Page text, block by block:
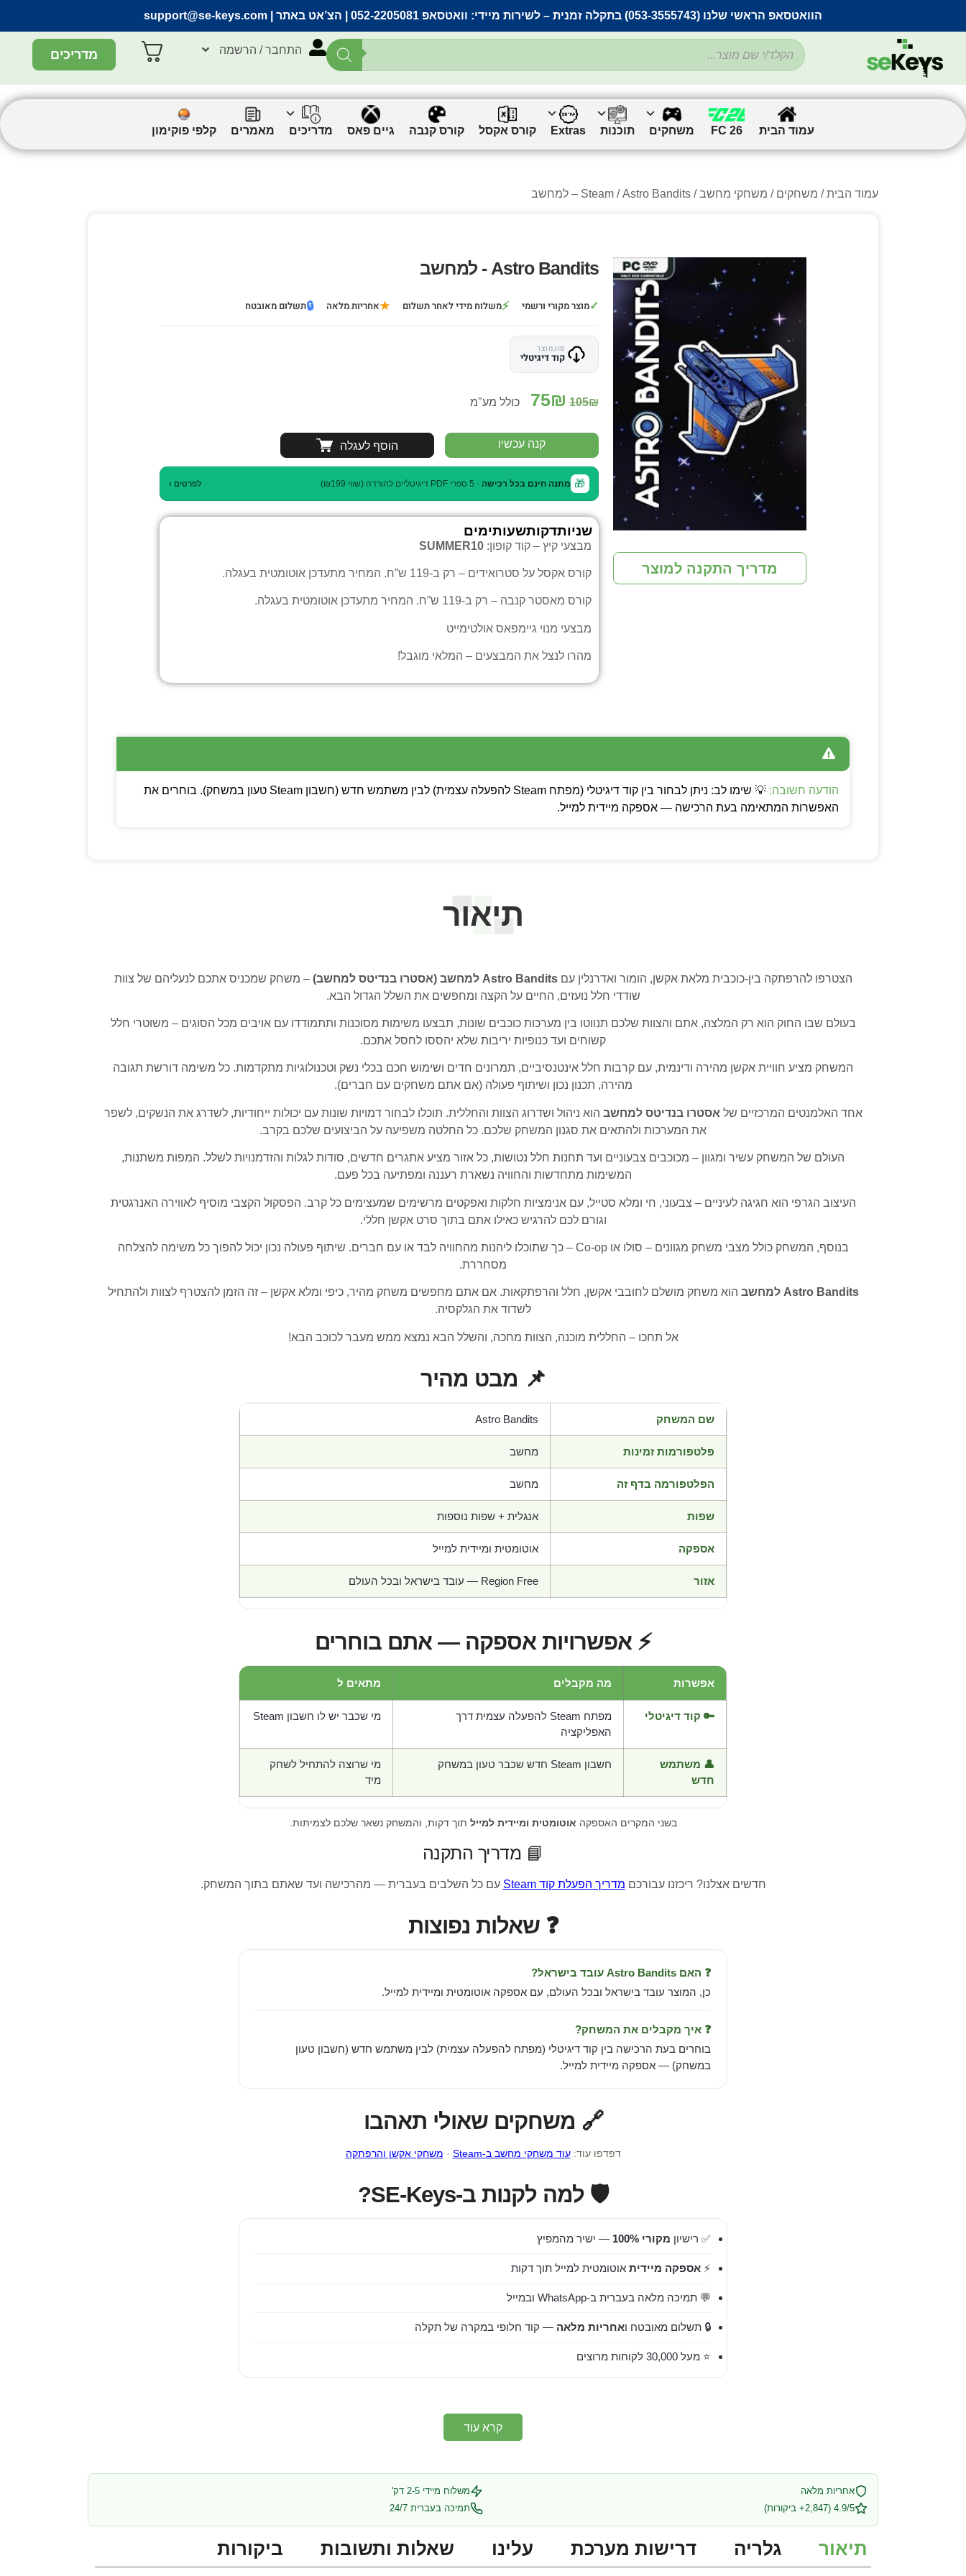
הוואטסאפ הראשי שלנו (053-3555743) בתקלה זמנית – לשירות מיידי: וואטסאפ 052-2205081 | הצ’אט באתר | support@se-keys.com
התחבר / הרשמה מדריכים
עמוד הבית FC 26 משחקים תוכנות Extras קורס אקסל קורס קנבה גיים פאס מדריכים מאמרים קלפי פוקימון
עמוד הבית/ משחקים / משחקי מחשב /
Steam / Astro Bandits – למחשב
מדריך התקנה למוצר
Astro Bandits - למחשב
✓מוצר מקורי ורשמי ⚡משלוח מידי לאחר תשלום ★אחריות מלאה 🔒תשלום מאובטח
סוג מוצר
קוד דיגיטלי
105₪
75₪ כולל מע"מ
קנה עכשיו הוסף לעגלה
🎁 מתנה חינם בכל רכישה · 5 ספרי PDF דיגיטליים להורדה (שווי ₪199) לפרטים ›
ימיםשעותדקותשניות
מבצעי קיץ – קוד קופון:SUMMER10
קורס אקסל על סטרואידים – רק ב-119 ש”ח. המחיר מתעדכן אוטומטית בעגלה.
קורס מאסטר קנבה – רק ב-119 ש”ח. המחיר מתעדכן אוטומטית בעגלה.
מבצעי מנוי גיימפאס אולטימייט
מהרו לנצל את המבצעים – המלאי מוגבל!
הודעה חשובה:
💡 שימו לב: ניתן לבחור בין קוד דיגיטלי (מפתח Steam להפעלה עצמית) לבין משתמש חדש (חשבון Steam טעון במשחק). בוחרים את
האפשרות המתאימה בעת הרכישה — אספקה מיידית למייל.
תיאור
הצטרפו להרפתקה בין-כוכבית מלאת אקשן, הומור ואדרנלין עםAstro Bandits למחשב (אסטרו בנדיטס למחשב)
– משחק שמכניס אתכם לנעליהם של צוות
שודדי חלל נועזים, החיים על הקצה ומחפשים את השלל הגדול הבא.
בעולם שבו החוק הוא רק המלצה, אתם והצוות שלכם תנווטו בין מערכות כוכבים שונות, תבצעו משימות מסוכנות ותתמודדו עם אויבים מכל הסוגים – משוטרי חלל
קשוחים ועד כנופיות יריבות שלא יהססו לחסל אתכם.
המשחק מציע חוויית אקשן מהירה ודינמית, עם קרבות חלל אינטנסיביים, תמרונים חדים ושימוש חכם בכלי נשק וטכנולוגיות מתקדמות. כל משימה דורשת תגובה
מהירה, תכנון נכון ושיתוף פעולה (אם אתם משחקים עם חברים).
אחד האלמנטים המרכזיים של אסטרו בנדיטס למחשב הוא ניהול ושדרוג הצוות והחללית. תוכלו לבחור דמויות שונות עם יכולות ייחודיות, לשדרג את הנשקים, לשפר
את המערכות ולהתאים את סגנון המשחק שלכם. כל החלטה משפיעה על הביצועים שלכם בקרב.
העולם של המשחק עשיר ומגוון – מכוכבים צבעוניים ועד תחנות חלל נטושות, כל אזור מציע אתגרים חדשים, סודות לגלות והזדמנויות לשלל. המפות משתנות,
המשימות מתחדשות והחוויה נשארת רעננה ומפתיעה בכל פעם.
העיצוב הגרפי הוא חגיגה לעיניים – צבעוני, חי ומלא סטייל, עם אנימציות חלקות ואפקטים מרשימים שמעצימים כל קרב. הפסקול הקצבי מוסיף לאווירה האנרגטית
וגורם לכם להרגיש כאילו אתם בתוך סרט אקשן חללי.
בנוסף, המשחק כולל מצבי משחק מגוונים – סולו או Co-op – כך שתוכלו ליהנות מהחוויה לבד או עם חברים. שיתוף פעולה נכון יכול להפוך כל משימה להצלחה
מסחררת.
Astro Bandits למחשב
הוא משחק מושלם לחובבי אקשן, חלל והרפתקאות. אם אתם מחפשים משחק מהיר, כיפי ומלא אקשן – זה הזמן להצטרף לצוות ולהתחיל
לשדוד את הגלקסיה.
אל תחכו – החללית מוכנה, הצוות מחכה, והשלל הבא נמצא ממש מעבר לכוכב הבא!
📌 מבט מהיר
שם המשחק Astro Bandits
פלטפורמות זמינות מחשב
הפלטפורמה בדף זה מחשב
שפות אנגלית + שפות נוספות
אספקה אוטומטית ומיידית למייל
אזור Region Free — עובד בישראל ובכל העולם
⚡ אפשרויות אספקה — אתם בוחרים
אפשרות מה מקבלים מתאים ל
🔑 קוד דיגיטלי
מפתח Steam להפעלה עצמית דרך
האפליקציה
מי שכבר יש לו חשבון Steam
👤 משתמש
חדש
חשבון Steam חדש שכבר טעון במשחק
מי שרוצה להתחיל לשחק
מיד
בשני המקרים האספקה אוטומטית ומיידית למייל תוך דקות, והמשחק נשאר שלכם לצמיתות.
📘 מדריך התקנה
חדשים אצלנו? ריכזנו עבורכם מדריך הפעלת קוד Steam עם כל השלבים בעברית — מהרכישה ועד שאתם בתוך המשחק.
❓ שאלות נפוצות
❓ האם Astro Bandits עובד בישראל?
כן, המוצר עובד בישראל ובכל העולם, עם אספקה אוטומטית ומיידית למייל.
❓ איך מקבלים את המשחק?
בוחרים בעת הרכישה בין קוד דיגיטלי (מפתח להפעלה עצמית) לבין משתמש חדש (חשבון טעון
במשחק) — אספקה מיידית למייל.
🔗 משחקים שאולי תאהבו
דפדפו עוד:עוד משחקי מחשב ב-Steam · משחקי אקשן והרפתקה
🛡️ למה לקנות ב-SE-Keys?
✅ רישיון מקורי 100% — ישיר מהמפיץ
⚡ אספקה מיידית אוטומטית למייל תוך דקות
💬 תמיכה מלאה בעברית ב-WhatsApp ובמייל
🔒 תשלום מאובטח ואחריות מלאה — קוד חלופי במקרה של תקלה
⭐ מעל 30,000 לקוחות מרוצים
קרא עוד
אחריות מלאה
משלוח מיידי 2-5 דק'
4.9/5 (2,847+ ביקורות)
תמיכה בעברית 24/7
תיאור גלריה דרישות מערכת עלינו שאלות ותשובות ביקורות